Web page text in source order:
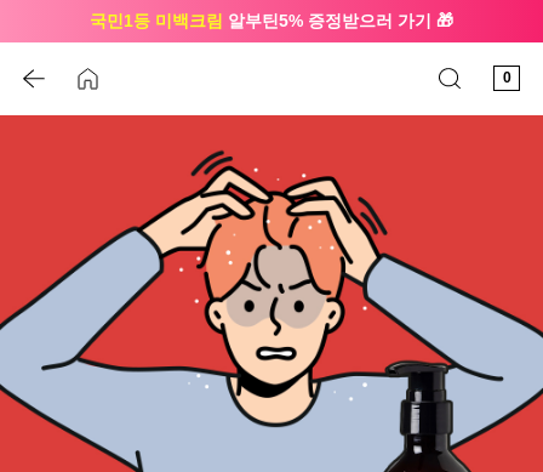
국민1등 미백크림 알부틴5% 증정받으러 가기 🎁
0